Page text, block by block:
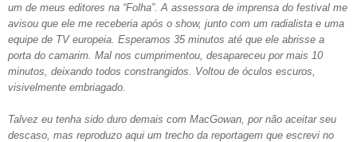
um de meus editores na “Folha”. A assessora de imprensa do festival me
avisou que ele me receberia após o show, junto com um radialista e uma
equipe de TV europeia. Esperamos 35 minutos até que ele abrisse a
porta do camarim. Mal nos cumprimentou, desapareceu por mais 10
minutos, deixando todos constrangidos. Voltou de óculos escuros,
visivelmente embriagado.
Talvez eu tenha sido duro demais com MacGowan, por não aceitar seu
descaso, mas reproduzo aqui um trecho da reportagem que escrevi no